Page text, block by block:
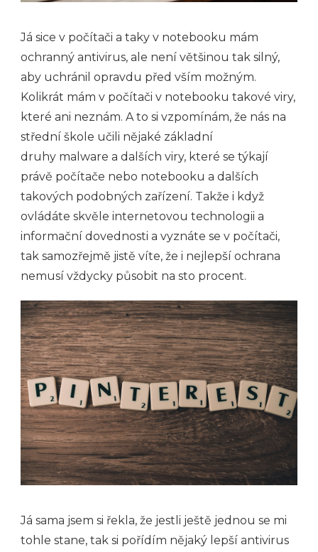
Já sice v počítači a taky v notebooku mám
ochranný antivirus, ale není většinou tak silný,
aby uchránil opravdu před vším možným.
Kolikrát mám v počítači v notebooku takové viry,
které ani neznám. A to si vzpomínám, že nás na
střední škole učili nějaké základní
druhy malware a dalších viry, které se týkají
právě počítače nebo notebooku a dalších
takových podobných zařízení. Takže i když
ovládáte skvěle internetovou technologii a
informační dovednosti a vyznáte se v počítači,
tak samozřejmě jistě víte, že i nejlepší ochrana
nemusí vždycky působit na sto procent.
Já sama jsem si řekla, že jestli ještě jednou se mi
tohle stane, tak si pořídím nějaký lepší antivirus